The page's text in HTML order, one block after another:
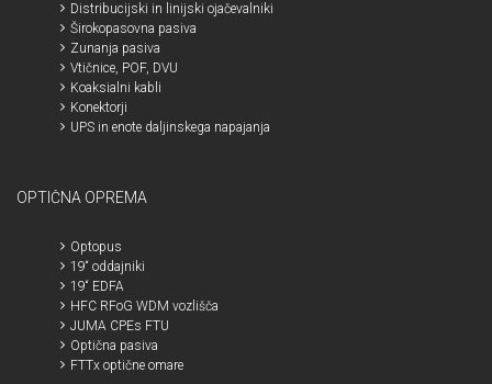
Distribucijski in linijski ojačevalniki
Širokopasovna pasiva
Zunanja pasiva
Vtičnice, POF, DVU
Koaksialni kabli
Konektorji
UPS in enote daljinskega napajanja
OPTIČNA OPREMA
Optopus
19“ oddajniki
19“ EDFA
HFC RFoG WDM vozlišča
JUMA CPEs FTU
Optična pasiva
FTTx optične omare